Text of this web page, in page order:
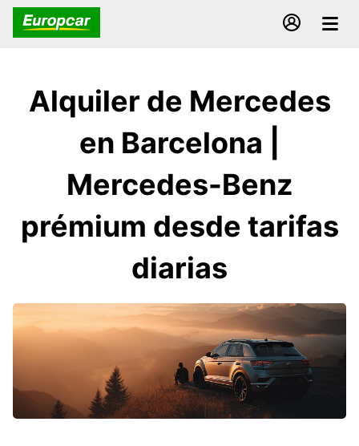
Alquiler de Mercedes
en Barcelona |
Mercedes-Benz
prémium desde tarifas
diarias